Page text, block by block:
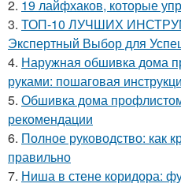
2. 19 лайфхаков, которые
3. ТОП-10 ЛУЧШИХ
Экспертный Выбор для
4. Наружная обшивка дома
руками: пошаговая
5. Обшивка дома
рекомендации
6. Полное руководство: как
правильно
7. Ниша в стене коридора: